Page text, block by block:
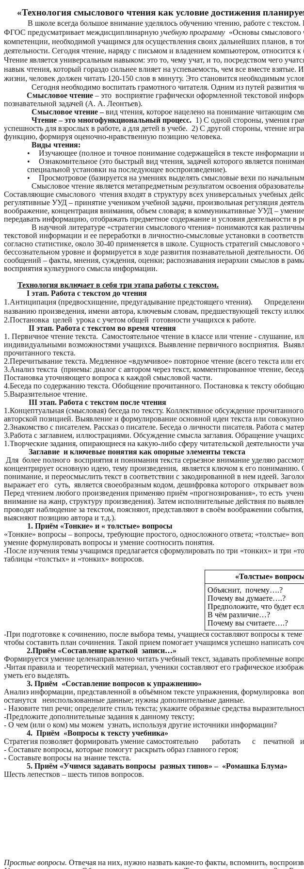
«Технология смыслового чтения как условие достижения
В школе всегда большое внимание уделялось обучению чтению, работе с текстом.
ФГОС предусматривает междисциплинарную учебную программу «Основы смыслового
компетенции, необходимой учащимся для осуществления своих дальнейших планов, в
деятельности. Сегодня чтение, наряду с письмом и владением компьютером,
Чтение является универсальным навыком: это то, чему учат, и то, посредством чего
навык чтения, который гораздо сильнее влияет на успеваемость, чем все вместе
жизни, человек должен читать 120-150 слов в минуту. Это становится необходимым
Сегодня необходимо воспитать грамотного читателя. Одним из путей
Смысловое чтение – это восприятие графически оформленной текстовой
познавательной задачей (А. А. Леонтьев).
Смысловое чтение –вид чтения, которое нацелено на понимание читающим
Чтение – это многофункциональный процесс. 1) С одной стороны, умения
успешность для взрослых в работе, а для детей в учебе. 2) С другой стороны, чтение
функцию, формируя оценочно-нравственную позицию человека.
Виды чтения:
•
Изучающее (полное и точное понимание содержащейся в тексте информации
•
Ознакомительное (это быстрый вид чтения, задачей которого является
специальной установки на последующее воспроизведение).
•
Просмотровое (базируется на умениях выделять смысловые вехи по
Смысловое чтение является метапредметным результатом освоения
Составляющие смыслового чтения входят в структуру всех универсальных учебных
регулятивные УУД – принятие учеником учебной задачи, произвольная регуляция
воображение, концентрация внимания, объем словаря; в коммуникативные УУД –
передавать информацию, отображать предметное содержание и условия деятельности в
В научной литературе «стратегии смыслового чтения» понимаются как
текстовой информации и ее переработки в личностно-смысловые установки в
согласно статистике, около 30-40 применяется в школе. Сущность стратегий
бессознательном уровне и формируется в ходе развития познавательной
сообщений – факты, мнения, суждения, оценки; распознавания иерархии смыслов в
восприятия культурного смысла информации.
Технология включает в себя три этапа работы с текстом.
I этап. Работа с текстом до чтения
1.Антиципация (предвосхищение, предугадывание предстоящего чтения).
названию произведения, имени автора, ключевым словам, предшествующей тексту
2.Постановка целей урока с учетом общей готовности учащихся к работе.
II этап. Работа с текстом во время чтения
1. Первичное чтение текста. Самостоятельное чтение в классе или чтение - слушание,
индивидуальными возможностями учащихся. Выявление первичного восприятия.
прочитанного текста.
2.Перечитывание текста. Медленное «вдумчивое» повторное чтение (всего текста или
3.Анализ текста (приемы: диалог с автором через текст, комментированное чтение,
Постановка уточняющего вопроса к каждой смысловой части.
4.Беседа по содержанию текста. Обобщение прочитанного. Постановка к тексту
5.Выразительное чтение.
III этап. Работа с текстом после чтения
1.Концептуальная (смысловая) беседа по тексту. Коллективное обсуждение
авторской позицией. Выявление и формулирование основной идеи текста или
2.Знакомство с писателем. Рассказ о писателе. Беседа о личности писателя. Работа с
3.Работа с заглавием, иллюстрациями. Обсуждение смысла заглавия. Обращение
1.Творческие задания, опирающиеся на какую-либо сферу читательской деятельности
Заглавие и ключевые понятия как опорные элементы текста
Для более полного восприятия и понимания текста серьезное внимание уделяю
концентрирует основную идею, тему произведения, является ключом к его пониманию.
понимание, и переосмыслить текст в соответствии с закодированной в нем идеей.
выражает его суть, является своеобразным кодом, дешифровка которого открывает
Перед чтением любого произведения применяю приём «прогнозирования», то есть
внимание на жанр, структуру произведения). Затем исполнительные действия по
проводят наблюдение за текстом, поясняют, представляют в своём воображении
выясняют позицию автора и т.д.).
1. Приём «Тонкие» и « толстые» вопросы
«Тонкие» вопросы – вопросы, требующие простого, односложного ответа; «толстые»
умение формулировать вопросы и умение соотносить понятия.
-После изучения темы учащимся предлагается сформулировать по три «тонких» и три
таблицы «толстых» и «тонких» вопросов.
«Толстые»
Объяснит, почему….?
Почему вы думаете….?
Предположите, что будет
В чём различие…?
Почему вы считаете….?
-При подготовке к сочинению, после выбора темы, учащиеся составляют вопросы к
чтобы составить план сочинения. Такой прием помогает учащимся успешно написать
2.Приём «Составление краткой записи…»
Формируется умение целенаправленно читать учебный текст, задавать проблемные
-Читая правила и теоретический материал, ученики составляют его графическое
уметь его выделять.
3. Приём «Составление вопросов к упражнению»
Анализ информации, представленной в объёмном тексте упражнения, формулировка
останутся неиспользованные данные; нужны дополнительные данные.
- Назовите тип речи; определите стиль текста; укажите образные средства
-Предложите дополнительные задания к данному тексту;
- О чем (или о ком) мы можем узнать, используя другие источники информации?
4. Приём «Вопросы к тексту учебника»
Стратегия позволяет формировать умение самостоятельно работать с печатной
- Составьте вопросы, которые помогут раскрыть образ главного героя;
- Составьте вопросы на знание текста.
5. Приём «Учимся задавать вопросы разных типов» – «Ромашка Блума»
Шесть лепестков – шесть типов вопросов.
Простые вопросы. Отвечая на них, нужно назвать какие-то факты, вспомнить,